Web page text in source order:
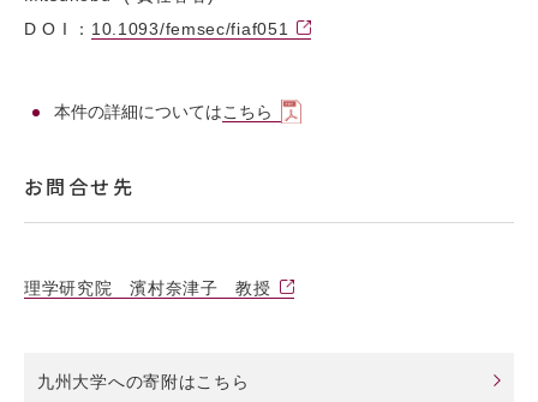
D O I ： 10.1093/femsec/fiaf051
本件の詳細についてはこちら
お問合せ先
理学研究院 濱村奈津子 教授
九州大学への寄附はこちら